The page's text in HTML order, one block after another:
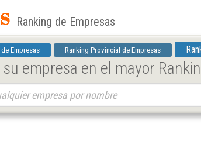
Ranking de Empresas
Empresas Ranking Provincial de Empresas
empresa en el mayor